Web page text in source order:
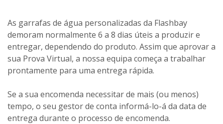
As garrafas de água personalizadas da Flashbay
demoram normalmente 6 a 8 dias úteis a produzir e
entregar, dependendo do produto. Assim que aprovar a
sua Prova Virtual, a nossa equipa começa a trabalhar
prontamente para uma entrega rápida.
Se a sua encomenda necessitar de mais (ou menos)
tempo, o seu gestor de conta informá-lo-á da data de
entrega durante o processo de encomenda.